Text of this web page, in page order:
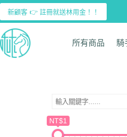
新顧客 👉 註冊就送林用金！！
所有商品 騎
NT$1